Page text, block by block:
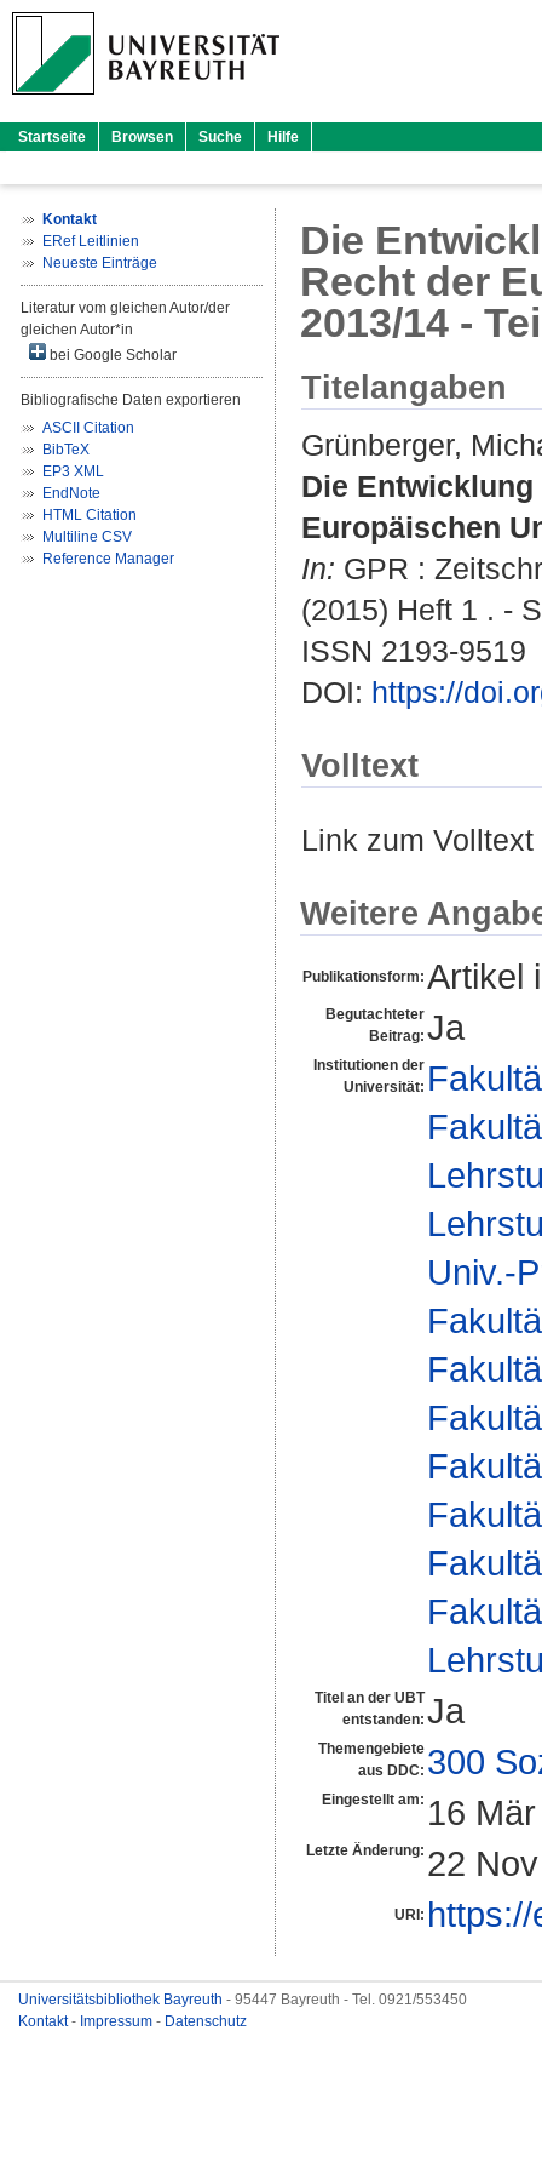
Startseite Browsen Suche Hilfe
Kontakt
ERef Leitlinien
Neueste Einträge
Literatur vom gleichen Autor/der
gleichen Autor*in
bei Google Scholar
Bibliografische Daten exportieren
ASCII Citation
BibTeX
EP3 XML
EndNote
HTML Citation
Multiline CSV
Reference Manager
Die
Recht der
2013/14 -
Titelangaben
Grünberger,
Die
Europäischen
In: GPR :
(2015) Heft 1 . -
ISSN 2193-9519
DOI: https://
Volltext
Link zum
Weitere
Publikationsform: Artikel
Begutachteter
Beitrag: Ja
Institutionen der
Universität:
Univ.-
Titel an der UBT
entstanden: Ja
Themengebiete
aus DDC: 300
Eingestellt am: 16
Letzte Änderung: 22
URI:
Universitätsbibliothek Bayreuth - 95447 Bayreuth - Tel. 0921/553450
Kontakt- Impressum - Datenschutz